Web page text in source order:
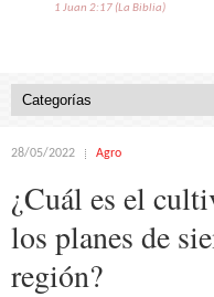
1 Juan 2:17 (La Biblia)
28/05/2022 Agro
¿Cuál es el
los planes de
región?